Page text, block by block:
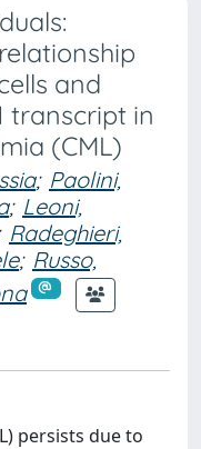
and
transcript in
(CML)
; Paolini,
; Leoni,
Radeghieri,
; Russo,
persists due to